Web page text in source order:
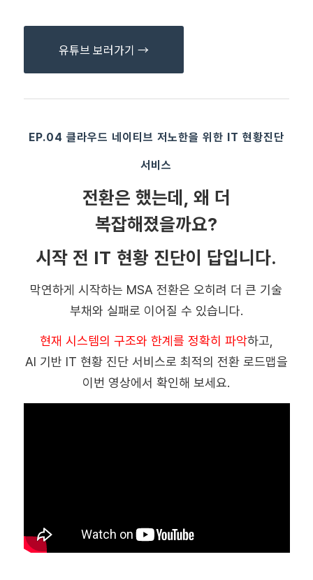
유튜브 보러가기 →
EP.04 클라우드 네이티브 저노한을 위한 IT 현황진단
서비스
전환은 했는데, 왜 더
복잡해졌을까요?
시작 전 IT 현황 진단이 답입니다.
막연하게 시작하는 MSA 전환은 오히려 더 큰 기술
부채와 실패로 이어질 수 있습니다.
현재 시스템의 구조와 한계를 정확히 파악하고,
AI 기반 IT 현황 진단 서비스로 최적의 전환 로드맵을
이번 영상에서 확인해 보세요.